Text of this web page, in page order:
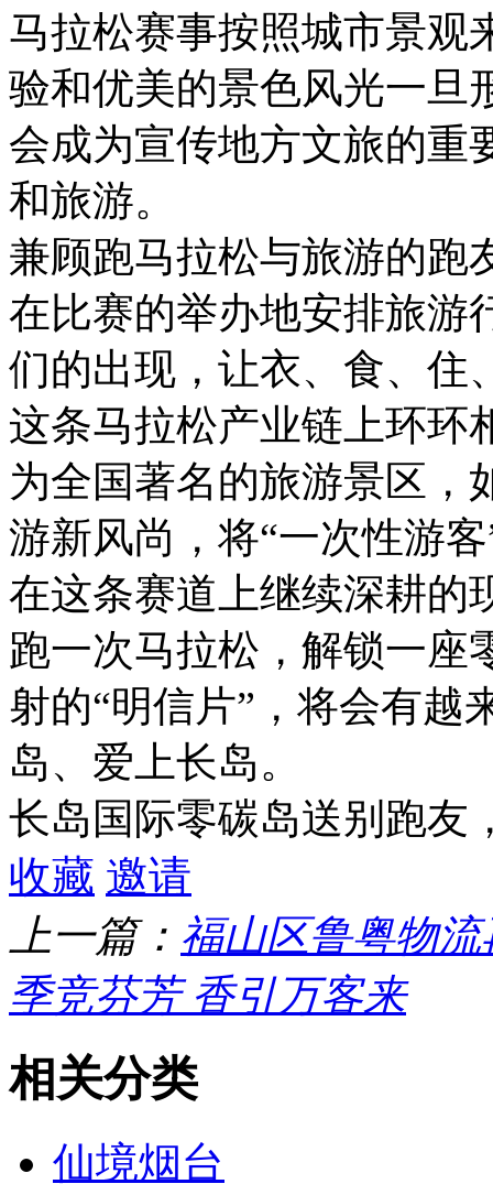
马拉松赛事按照城市景观
验和优美的景色风光一旦
会成为宣传地方文旅的重
和旅游。
兼顾跑马拉松与旅游的跑
在比赛的举办地安排旅游
们的出现，让衣、食、住
这条马拉松产业链上环环
为全国著名的旅游景区，
游新风尚，将“一次性游
在这条赛道上继续深耕的
跑一次马拉松，解锁一座
射的“明信片”，将会有越
岛、爱上长岛。
长岛国际零碳岛送别跑友
收藏 邀请
上一篇： 福山区鲁粤物
季竞芬芳 香引万客来
相关分类
仙境烟台